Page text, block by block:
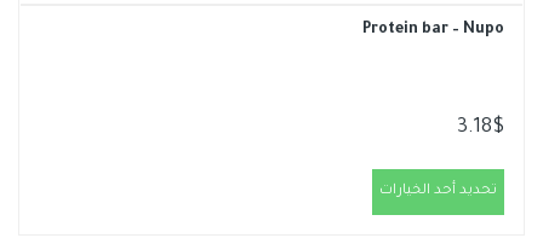
Protein bar – Nupo
3.18$
تحديد أحد الخيارات